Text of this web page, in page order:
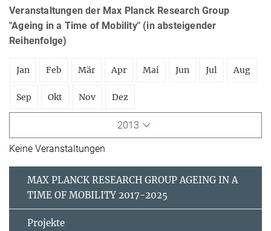
Veranstaltungen der Max Planck Research Group
"Ageing in a Time of Mobility" (in absteigender
Reihenfolge)
Jan Feb Mär Apr Mai Jun Jul Aug
Sep Okt Nov Dez
2013
Keine Veranstaltungen
MAX PLANCK RESEARCH GROUP AGEING IN A
TIME OF MOBILITY 2017-2025
Projekte